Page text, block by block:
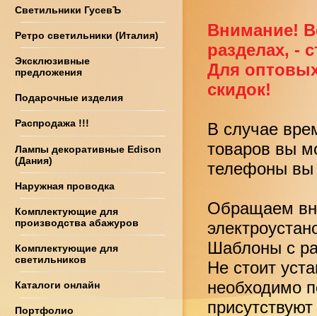
Светильники ГусевЪ
Ретро светильники (Италия)
Эксклюзивные
предложения
Подарочные изделия
Распродажа !!!
Лампы декоративные Edison
(Дания)
Наружная проводка
Комплектующие для
производства абажуров
Комплектующие для
светильников
Каталоги онлайн
Портфолио
Внимание!
разделах, -
Для
скидок!
В случае
товаров вы
телефоны вы
Обращаем
Шаблоны с
Не стоит
необходимо